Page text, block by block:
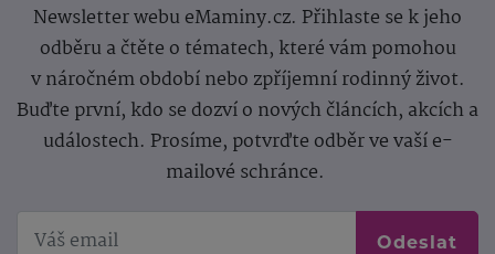
Newsletter webu eMaminy.cz. Přihlaste se k jeho
odběru a čtěte o tématech, které vám pomohou
v náročném období nebo zpříjemní rodinný život.
Buďte první, kdo se dozví o nových článcích, akcích a
událostech. Prosíme, potvrďte odběr ve vaší e-
mailové schránce.
Odeslat